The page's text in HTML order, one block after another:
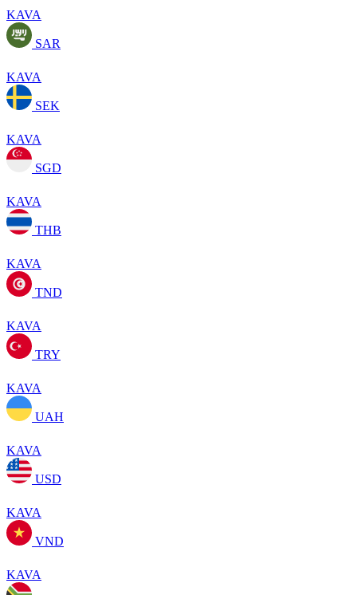
KAVA
SAR
KAVA
SEK
KAVA
SGD
KAVA
THB
KAVA
TND
KAVA
TRY
KAVA
UAH
KAVA
USD
KAVA
VND
KAVA